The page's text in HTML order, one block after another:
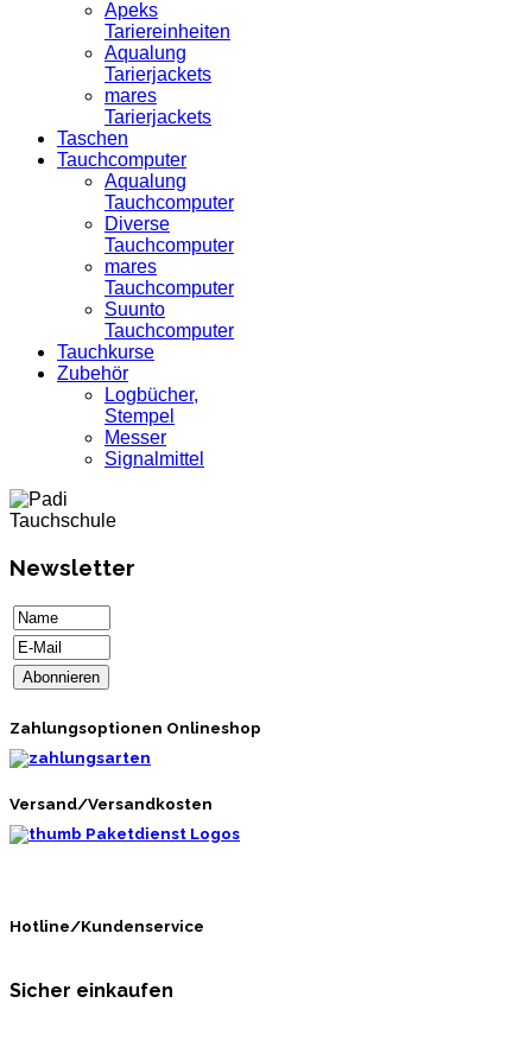
Apeks
Tariereinheiten
Aqualung
Tarierjackets
mares
Tarierjackets
Taschen
Tauchcomputer
Aqualung
Tauchcomputer
Diverse
Tauchcomputer
mares
Tauchcomputer
Suunto
Tauchcomputer
Tauchkurse
Zubehör
Logbücher,
Stempel
Messer
Signalmittel
Newsletter
Zahlungsoptionen Onlineshop
Versand/Versandkosten
Hotline/Kundenservice
Sicher einkaufen